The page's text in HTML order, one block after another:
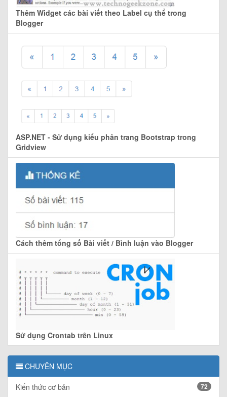
Thêm Widget các bài viết theo Label cụ thể trong
Blogger
ASP.NET - Sử dụng kiểu phân trang Bootstrap trong
Gridview
Cách thêm tổng số Bài viết / Bình luận vào Blogger
Sử dụng Crontab trên Linux
CHUYÊN MỤC
Kiến thức cơ bản 72